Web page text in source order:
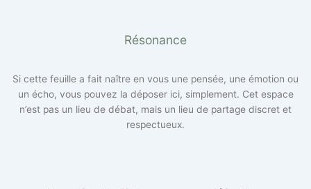
Résonance
Si cette feuille a fait naître en vous une pensée, une émotion ou
un écho, vous pouvez la déposer ici, simplement. Cet espace
n’est pas un lieu de débat, mais un lieu de partage discret et
respectueux.